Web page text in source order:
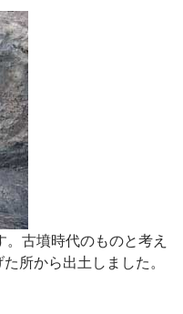
古墳時代のものと考え
所から出土しました。